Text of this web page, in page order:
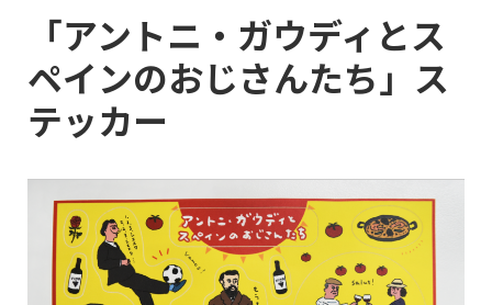
「アントニ・ガウディとス
ペインのおじさんたち」ス
テッカー